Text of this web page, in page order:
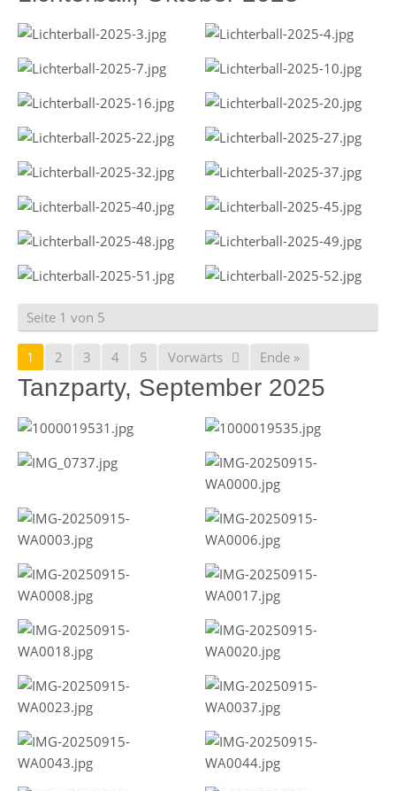
Seite 1 von 5
1 2 3 4 5 Vorwärts Ende »
Tanzparty, September 2025